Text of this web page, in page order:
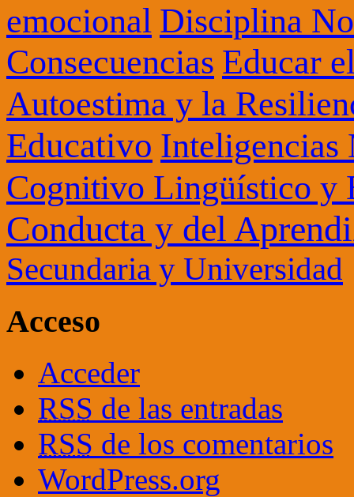
emocional Disciplina
Consecuencias Educar
Autoestima y la
Educativo Inteligencias
Cognitivo Lingüístico y
Conducta y del
Secundaria y Universidad
Acceso
Acceder
RSS de las entradas
RSS de los comentarios
WordPress.org